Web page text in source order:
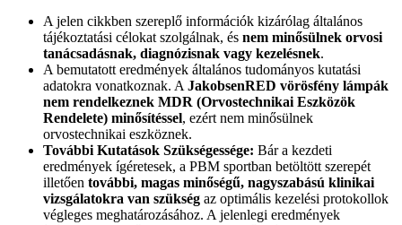
A jelen cikkben szereplő információk kizárólag általános
tájékoztatási célokat szolgálnak, és nem minősülnek orvosi
tanácsadásnak, diagnózisnak vagy kezelésnek.
A bemutatott eredmények általános tudományos kutatási
adatokra vonatkoznak. A JakobsenRED vörösfény lámpák
nem rendelkeznek MDR (Orvostechnikai Eszközök
Rendelete) minősítéssel, ezért nem minősülnek
orvostechnikai eszköznek.
További Kutatások Szükségessége: Bár a kezdeti
eredmények ígéretesek, a PBM sportban betöltött szerepét
illetően további, magas minőségű, nagyszabású klinikai
vizsgálatokra van szükség az optimális kezelési protokollok
végleges meghatározásához. A jelenlegi eredmények